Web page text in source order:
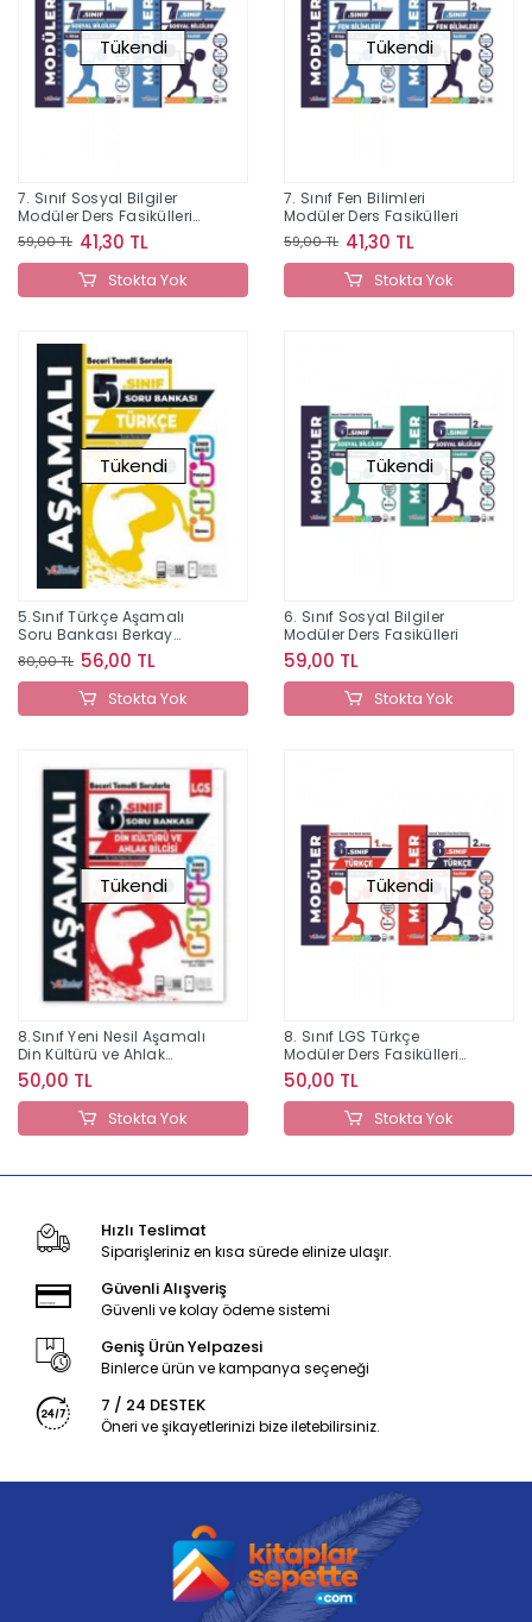
Tükendi
7. Sınıf Sosyal Bilgiler
Modüler Ders Fasikülleri
Berkay Yayıncılık
59,00 TL 41,30 TL
Stokta Yok
Tükendi
7. Sınıf Fen Bilimleri
Modüler Ders Fasikülleri
59,00 TL 41,30 TL
Stokta Yok
Tükendi
5.Sınıf Türkçe Aşamalı
Soru Bankası Berkay
Yayınları
80,00 TL 56,00 TL
Stokta Yok
Tükendi
6. Sınıf Sosyal Bilgiler
Modüler Ders Fasikülleri
59,00 TL
Stokta Yok
Tükendi
8.Sınıf Yeni Nesil Aşamalı
Din Kültürü ve Ahlak
Bilgisi Soru Bankası
50,00 TL
Stokta Yok
Tükendi
8. Sınıf LGS Türkçe
Modüler Ders Fasikülleri
Berkay Yayıncılık
50,00 TL
Stokta Yok
Hızlı Teslimat
Siparişleriniz en kısa sürede elinize ulaşır.
Güvenli Alışveriş
Güvenli ve kolay ödeme sistemi
Geniş Ürün Yelpazesi
Binlerce ürün ve kampanya seçeneği
7 / 24 DESTEK
Öneri ve şikayetlerinizi bize iletebilirsiniz.